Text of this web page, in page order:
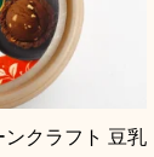
クラフト 豆乳